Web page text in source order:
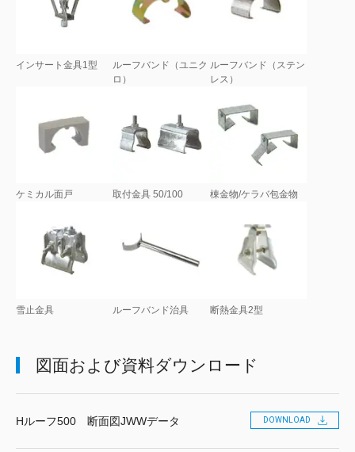
インサート金具1型
ルーフバンド（ユニク
ロ）
ルーフバンド（ステン
レス）
ケミカル面戸 取付金具 50/100 棟金物/ケラバ包金物
雪止金具 ルーフバンド治具 断熱金具2型
図面および資料ダウンロード
Hルーフ500 断面図JWWデータ DOWNLOAD